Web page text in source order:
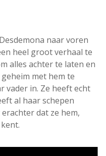
naar voren
heel groot verhaal te
alles achter te laten en
met hem te
vader in. Ze heeft echt
al haar schepen
dat ze hem,